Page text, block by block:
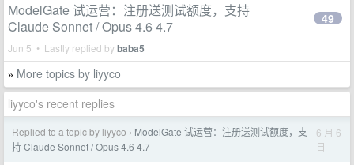
ModelGate 试运营：注册送测试额度，支持
Claude Sonnet / Opus 4.6 4.7
Jun 5 • Lastly replied bybaba5
49
» More topics by liyyco
liyyco's recent replies
Replied to a topic by liyyco › ModelGate 试运营：注册送测试额度，支
持 Claude Sonnet / Opus 4.6 4.7
6 月 6
日